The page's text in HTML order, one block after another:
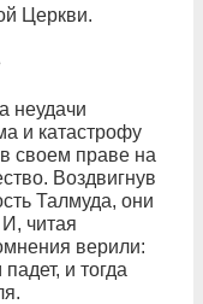
Церкви.
неудачи
и катастрофу
своем праве на
Воздвигнув
Талмуда, они
читая
верили:
и тогда